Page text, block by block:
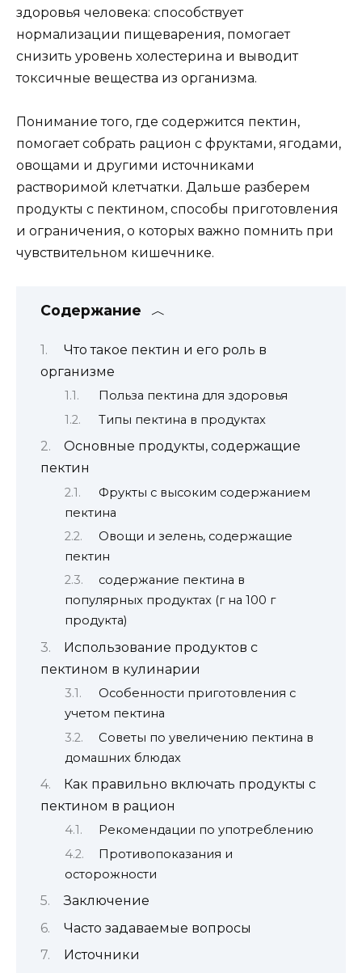
здоровья человека: способствует
нормализации пищеварения, помогает
снизить уровень холестерина и выводит
токсичные вещества из организма.
Понимание того, где содержится пектин,
помогает собрать рацион с фруктами, ягодами,
овощами и другими источниками
растворимой клетчатки. Дальше разберем
продукты с пектином, способы приготовления
и ограничения, о которых важно помнить при
чувствительном кишечнике.
Содержание
Что такое пектин и его роль в
организме
Польза пектина для здоровья
Типы пектина в продуктах
Основные продукты, содержащие
пектин
Фрукты с высоким содержанием
пектина
Овощи и зелень, содержащие
пектин
содержание пектина в
популярных продуктах (г на 100 г
продукта)
Использование продуктов с
пектином в кулинарии
Особенности приготовления с
учетом пектина
Советы по увеличению пектина в
домашних блюдах
Как правильно включать продукты с
пектином в рацион
Рекомендации по употреблению
Противопоказания и
осторожности
Заключение
Часто задаваемые вопросы
Источники